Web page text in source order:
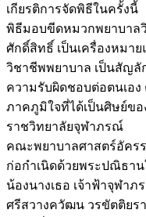
เกียรติการจัดพิธีในครั้งนี้
พิธีมอบขีดหมวกพยาบาล
ศักดิ์สิทธิ์ เป็นเครื่องหมา
วิชาชีพพยาบาล เป็นสัญลั
ความรับผิดชอบต่อตนเอ
ภาคภูมิใจที่ได้เป็นศิษย์ข
ราชวิทยาลัยจุฬาภรณ์
คณะพยาบาลศาสตร์อัคร
ก่อกำเนิดด้วยพระปณิธาน
น้องนางเธอ เจ้าฟ้าจุฬา
ศรีสวางควัฒน วรขัตติยร